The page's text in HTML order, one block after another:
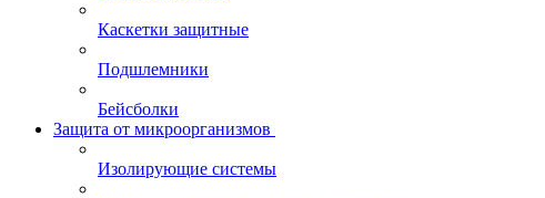
Каскетки защитные
Подшлемники
Бейсболки
Защита от микроорганизмов
Изолирующие системы